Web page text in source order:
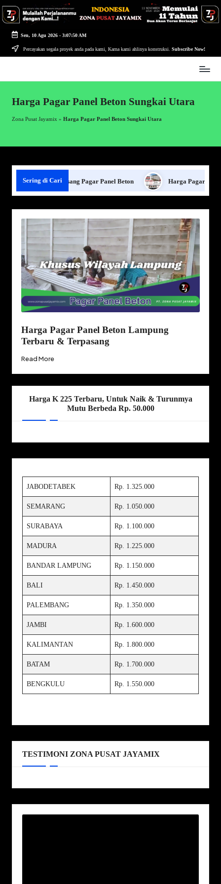
Skip
content
Sen, 10 Agu 2026- 3:07:50 AM
Percayakan segala proyek anda pada kami, Karna kami ahlinya konstruksi. Subscribe Now!
-
Ahlinya
Harga Pagar Panel Beton Sungkai Utara
Zona Pusat Jayamix » Harga Pagar Panel Beton Sungkai Utara
Sering di Cari
Jasa Pasang Pagar Panel Beton Harga Pagar Panel
Harga Pagar Panel Beton Lampung
Terbaru & Terpasang
Read More
Harga K 225 Terbaru, Untuk Naik & Turunmya
Mutu Berbeda Rp. 50.000
JABODETABEK Rp. 1.325.000
SEMARANG Rp. 1.050.000
SURABAYA Rp. 1.100.000
MADURA Rp. 1.225.000
BANDAR LAMPUNG Rp. 1.150.000
BALI Rp. 1.450.000
PALEMBANG Rp. 1.350.000
JAMBI Rp. 1.600.000
KALIMANTAN Rp. 1.800.000
BATAM Rp. 1.700.000
BENGKULU Rp. 1.550.000
TESTIMONI ZONA PUSAT JAYAMIX